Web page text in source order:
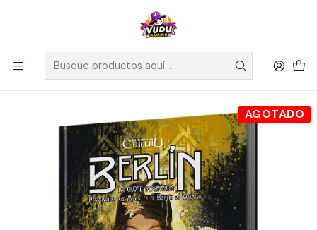
🚀 ¡Despachamos a todo Chile! Envío GRATIS a Regiones sobre
$100.000 y a RM sobre $35.000
Inicio Juegos de Rol
La llamada de Cthulhu: Berlin la ciudad depravada - Español
AGOTADO